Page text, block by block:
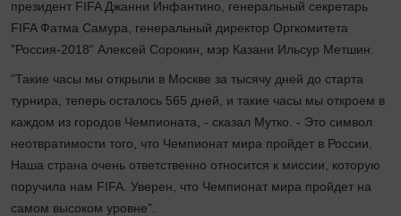
президент FIFA Джанни Инфантино, генеральный секретарь
FIFA Фатма Самура, генеральный директор Оргкомитета
"Россия-2018" Алексей Сорокин, мэр Казани Ильсур Метшин.
"Такие часы мы открыли в Москве за тысячу дней до старта
турнира, теперь осталось 565 дней, и такие часы мы откроем в
каждом из городов Чемпионата, - сказал Мутко. - Это символ
неотвратимости того, что Чемпионат мира пройдет в России.
Наша страна очень ответственно относится к миссии, которую
поручила нам FIFA. Уверен, что Чемпионат мира пройдет на
самом высоком уровне".